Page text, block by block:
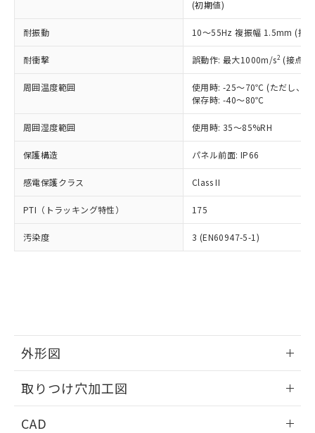
(初期値)
耐振動 10～55Hz 複振幅 1.5mm (接
耐衝撃 誤動作: 最大1000m/s2 (接点
周囲温度範囲
使用時: -25～70℃ (ただし、氷
保存時: -40～80℃
周囲湿度範囲 使用時: 35～85%RH
保護構造 パネル前面: IP66
感電保護クラス Class II
PTI（トラッキング特性） 175
汚染度 3 (EN60947-5-1)
外形図
取りつけ穴加工図
CAD
記載している更新日時点での社内デー
タに基づき作成されるものであり、閲
覧された時点での実際の在庫および標
準価格とは異なる場合があることをご
正式な納期状況および標準価格はお客
様のお取引先、またはお客様担当のオ
ムロン制御機器販売店・当社販売員に
オムロン制御機器販売店や当社販売拠
販売ネットワーク
」をご確認
在庫状況および標準価格結果を当社の
事前の承諾なく第三者に漏洩または開
示しないようお願いします。
マイパーツ機能（部品リスト作成サー
ビス）をご利用いただくには、I-Web
品・サービスに関するお客様との取
の共同利用に関して"
用者の範囲」に記載されている法人を
鉛(Pb) 1000ppm以下、 水銀(Hg) 1000ppm以下、 カド
六価クロム(Cr(Ⅵ)) 1000ppm以下、ポリ臭化ビフェニル
類(PBB) 1000ppm以下、ポリ臭化ジフェニルエーテル類
ルベンジル（BBP） 1000ppm以下、フタル酸ジブチル
（DBP） 1000ppm以下、フタル酸ジイソブチル
但し、RoHS指令で産業用監視および制御機器に対する
適用除外項目は除く。
フタル酸エステル類の４物質については閾値を超える意
図的な使用がないことを確認しています。
部品在庫の切り替え状況などにより、予定
月が前後することがあります。
EU RoHS指令（10物質）の非含有証明書
51物質の非含有証明書（当社基準）
※本証明書は発行日時点で非含有を証明す
*中国RoHS10物質の基準値 (GB/T26572)：
Pb(鉛) :1000ppm、 Hg(水銀) : 1000ppm、 Cd(カドミウ
Cr(Ⅵ)(六価クロム) : 1000ppm、 PBBs(ポリ臭化ビフェ
ニル類) : 1000ppm、 PBDEs(ポリ臭化ジフェニルエーテ
ル類) : 1000ppm、
DBP(フタル酸ジブチル) : 1000ppm、 DIBP(フタル酸ジ
イソブチル) : 1000ppm、 BBP(フタル酸ブチルベンジ
DEHP(フタル酸ビス(2-エチルヘキシル)) : 1000ppm
「ｅ」：有害物質（10物質）のすべてが基
準値以下であることを示します。
「10」：通常の使用状況下において有害物
質が外部に漏えいし、環境に深刻な影響を
及ぼさない年数を意味します。
（以下｢規制貨物等」という）を輸出
または国外への提供する場合は、日本
国政府の輸出許可(または役務取引許
可)を取得するなどの必要な手続きを
当社は規制貨物を破棄する場合は、完
全に破砕するなど、違法に輸出されな
いよう必要な手段を講じます。
当社は貴社製品を、核兵器、ミサイ
ル、化学兵器、生物兵器またはその他
武器並びにこれらの製造装置等に一切
当社は、貴社製品を第三者に販売する
場合は、上記1、2および3の内容を当
該第三者に通知します。また当社は、
販売先および販売に係わる関係者が違
法に輸出するおそれがある場合は、取
り引きをいたしません。
一定数以上の在庫あり
一定数には満たないが在庫あり
在庫なし(最新の在庫状況につ
いては、お客様のお取引先、ま
たはお客様担当のオムロン制御
機器販売店・当社販売員にご確
受注生産機種、また在庫状況の
情報を公開していない機種